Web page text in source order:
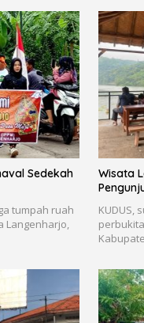
Sedekah
tumpah ruah
Langenharjo,
Wisata
KUDUS,